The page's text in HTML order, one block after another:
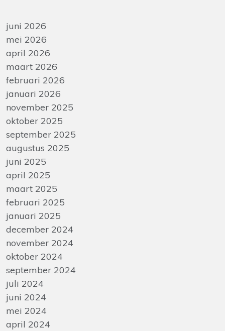
juni 2026
mei 2026
april 2026
maart 2026
februari 2026
januari 2026
november 2025
oktober 2025
september 2025
augustus 2025
juni 2025
april 2025
maart 2025
februari 2025
januari 2025
december 2024
november 2024
oktober 2024
september 2024
juli 2024
juni 2024
mei 2024
april 2024